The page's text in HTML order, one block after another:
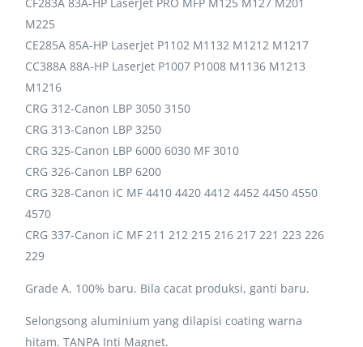
M225
CE285A 85A-HP LaserJet P1102 M1132 M1212 M1217
CC388A 88A-HP LaserJet P1007 P1008 M1136 M1213
M1216
CRG 312-Canon LBP 3050 3150
CRG 313-Canon LBP 3250
CRG 325-Canon LBP 6000 6030 MF 3010
CRG 326-Canon LBP 6200
CRG 328-Canon iC MF 4410 4420 4412 4452 4450 4550
4570
CRG 337-Canon iC MF 211 212 215 216 217 221 223 226
229
Grade A. 100% baru. Bila cacat produksi, ganti baru.
Selongsong aluminium yang dilapisi coating warna
hitam. TANPA Inti Magnet.